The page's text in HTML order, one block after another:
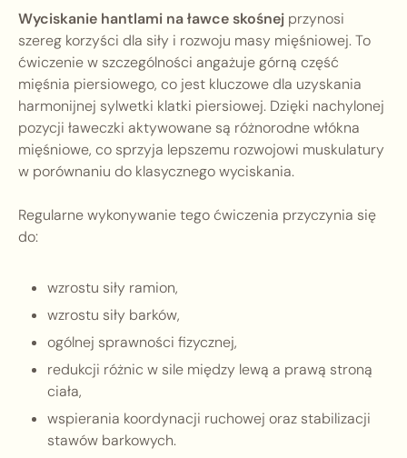
Wyciskanie hantlami na ławce skośnej przynosi
szereg korzyści dla siły i rozwoju masy mięśniowej. To
ćwiczenie w szczególności angażuje górną część
mięśnia piersiowego, co jest kluczowe dla uzyskania
harmonijnej sylwetki klatki piersiowej. Dzięki nachylonej
pozycji ławeczki aktywowane są różnorodne włókna
mięśniowe, co sprzyja lepszemu rozwojowi muskulatury
w porównaniu do klasycznego wyciskania.
Regularne wykonywanie tego ćwiczenia przyczynia się
do:
wzrostu siły ramion,
wzrostu siły barków,
ogólnej sprawności fizycznej,
redukcji różnic w sile między lewą a prawą stroną
ciała,
wspierania koordynacji ruchowej oraz stabilizacji
stawów barkowych.